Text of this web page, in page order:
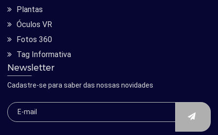
Plantas
Óculos VR
Fotos 360
Tag Informativa
Newsletter
Cadastre-se para saber das nossas novidades